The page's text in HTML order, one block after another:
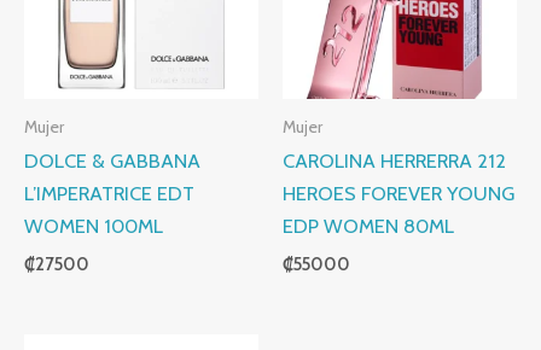
Mujer
DOLCE & GABBANA
L’IMPERATRICE EDT
WOMEN 100ML
₡27500
Mujer
CAROLINA HERRERRA 212
HEROES FOREVER YOUNG
EDP WOMEN 80ML
₡55000